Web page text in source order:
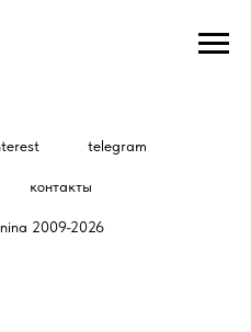
telegram
контакты
2009-2026